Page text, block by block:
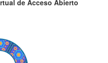
de Acceso Abierto